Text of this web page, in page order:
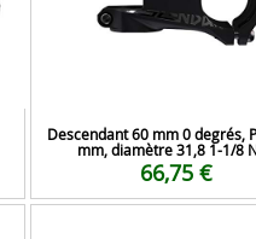
Descendant 60 mm 0 degrés,
mm, diamètre 31,8 1-1/8
66,75 €